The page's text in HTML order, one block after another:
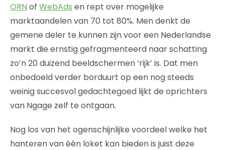
ORN of WebAds en rept over mogelijke
marktaandelen van 70 tot 80%. Men denkt de
gemene deler te kunnen zijn voor een Nederlandse
markt die ernstig gefragmenteerd naar schatting
zo’n 20 duizend beeldschermen ‘rijk’ is. Dat men
onbedoeld verder borduurt op een nog steeds
weinig succesvol gedachtegoed lijkt de oprichters
van Ngage zelf te ontgaan.
Nog los van het ogenschijnlijke voordeel welke het
hanteren van één loket kan bieden is juist deze